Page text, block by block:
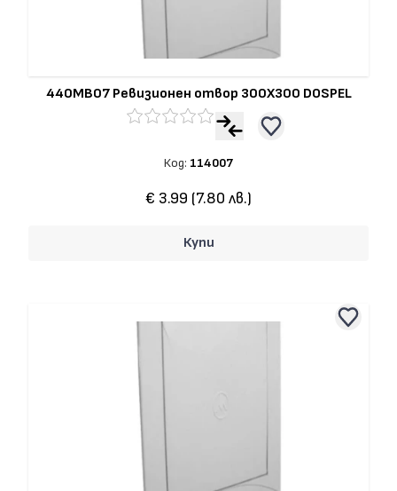
440MB07 Ревизионен отвор 300Х300 DOSPEL
Код: 114007
€ 3.99 (7.80 лв.)
Купи